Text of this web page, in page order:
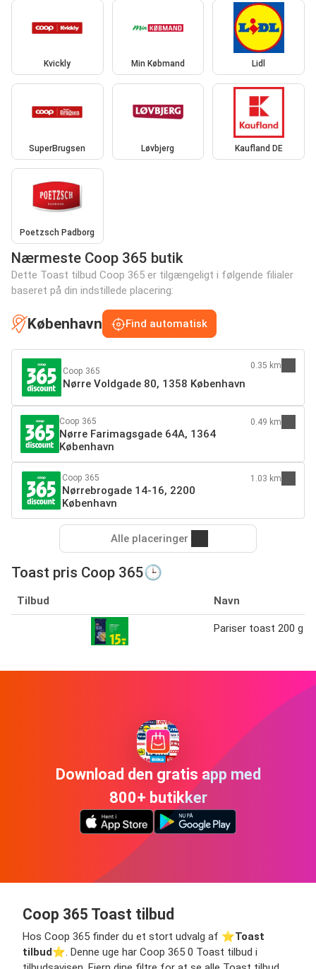
Kvickly Min Købmand Lidl
SuperBrugsen Løvbjerg Kaufland DE
Poetzsch Padborg
Nærmeste Coop 365 butik
Dette Toast tilbud Coop 365 er tilgængeligt i følgende filialer
baseret på din indstillede placering:
København Find automatisk
Coop 365
Nørre Voldgade 80, 1358 København
0.35 km
Coop 365
Nørre Farimagsgade 64A, 1364
København
0.49 km
Coop 365
Nørrebrogade 14-16, 2200
København
1.03 km
Alle placeringer
Toast pris Coop 365🕒
Tilbud Navn
Pariser toast 200 g
Download den gratis app med
800+ butikker
Coop 365 Toast tilbud
Hos Coop 365 finder du et stort udvalg af ⭐️Toast
tilbud⭐️. Denne uge har Coop 365 0 Toast tilbud i